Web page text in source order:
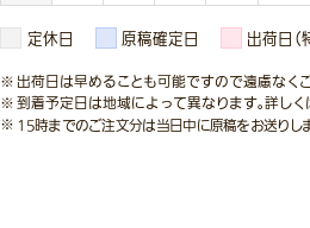
定休日 原稿確定日 出荷日（
出荷日は早めることも可能ですので遠慮なく
到着予定日は地域によって異なります。詳しく
15時までのご注文分は当日中に原稿をお送りし